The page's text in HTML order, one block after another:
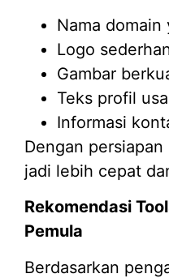
Nama domain
Logo
Gambar
Teks profil
Informasi
Dengan
jadi lebih cepat
Rekomendasi
Pemula
Berdasarkan